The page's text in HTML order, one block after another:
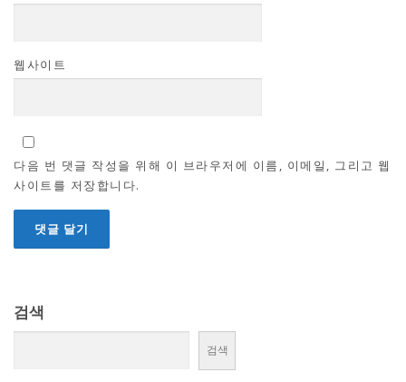
웹사이트
다음 번 댓글 작성을 위해 이 브라우저에 이름, 이메일, 그리고 웹
사이트를 저장합니다.
검색
검색